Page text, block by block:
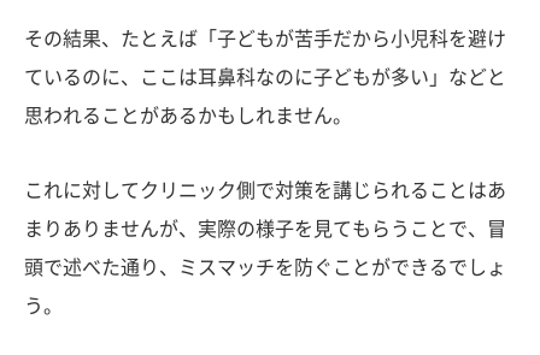
その結果、たとえば「子どもが苦手だから小児科を避け
ているのに、ここは耳鼻科なのに子どもが多い」などと
思われることがあるかもしれません。
これに対してクリニック側で対策を講じられることはあ
まりありませんが、実際の様子を見てもらうことで、冒
頭で述べた通り、ミスマッチを防ぐことができるでしょ
う。